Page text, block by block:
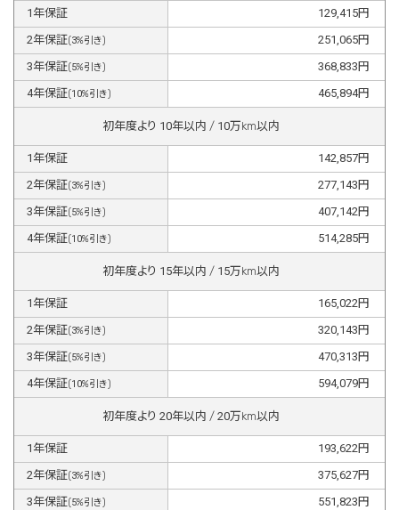
1年保証 129,415円
2年保証(3%引き) 251,065円
3年保証(5%引き) 368,833 円
4年保証(10%引き) 465,894円
初年度より 10年以内 / 10万km以内
1年保証 142,857円
2年保証(3%引き) 277,143 円
3年保証(5%引き) 407,142円
4年保証(10%引き) 514,285円
初年度より 15年以内 / 15万km以内
1年保証 165,022円
2年保証(3%引き) 320,143 円
3年保証(5%引き) 470,313 円
4年保証(10%引き) 594,079円
初年度より 20年以内 / 20万km以内
1年保証 193,622円
2年保証(3%引き) 375,627円
3年保証(5%引き) 551,823 円